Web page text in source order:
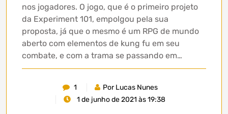
nos jogadores. O jogo, que é o primeiro projeto
da Experiment 101, empolgou pela sua
proposta, já que o mesmo é um RPG de mundo
aberto com elementos de kung fu em seu
combate, e com a trama se passando em…
1
Por Lucas Nunes
1 de junho de 2021 às 19:38